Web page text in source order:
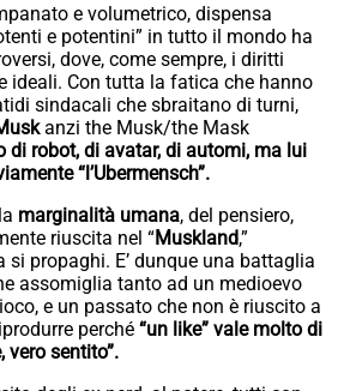
e volumetrico, dispensa
e potentini” in tutto il mondo ha
dove, come sempre, i diritti
ideali. Con tutta la fatica che hanno
sindacali che sbraitano di turni,
anzi the Musk/the Mask
di robot, di avatar, di automi, ma lui
“l’Ubermensch”.
marginalità umana, del pensiero,
riuscita nel “Muskland,”
si propaghi. E’ dunque una battaglia
assomiglia tanto ad un medioevo
e un passato che non è riuscito a
perché “un like” vale molto di
vero sentito”.